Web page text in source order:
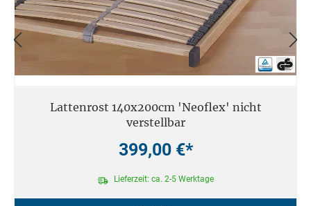
Lattenrost 140x200cm 'Neoflex' nicht
verstellbar
399,00 €*
Lieferzeit: ca. 2-5 Werktage